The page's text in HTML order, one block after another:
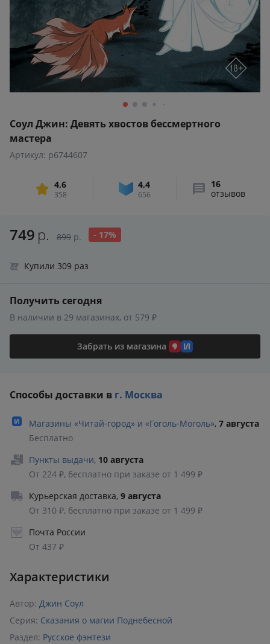
Соул Джин: Девять хвостов бессмертного
мастера
Артикул: p6744607
4,6
358
4,4
656
16
отзывов
749 р. 899 р. - 17%
Купили 309 раз
Получить сегодня
В наличии в 29 магазинах, от 579 ₽
Забрать из магазина
Способы доставки в г. Москва
Магазины «Читай‑город» и «Гоголь‑Моголь», 7 августа
Бесплатно
Пункты выдачи, 10 августа
От 224 ₽, бесплатно при заказе от 1 499 ₽
Курьерская доставка, 9 августа
От 310 ₽, бесплатно при заказе от 1 499 ₽
Почта России
От 437 ₽
Характеристики
Автор: Джин Соул
Серия: Сказания о магии Поднебесной
Раздел: Русское фэнтези